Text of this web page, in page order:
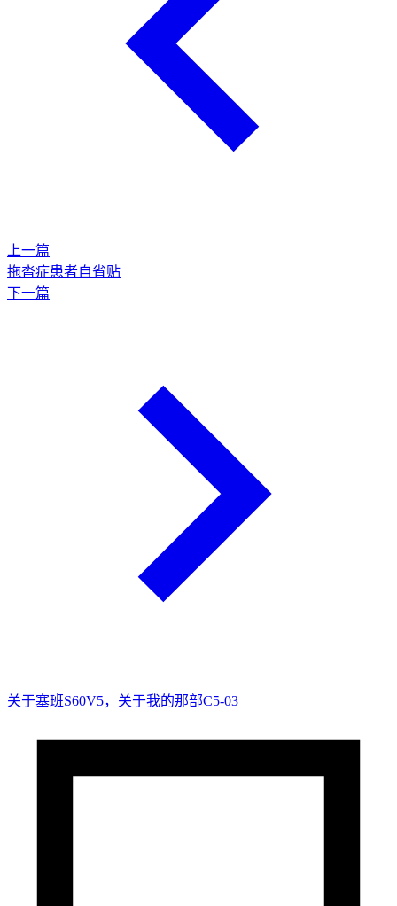
上一篇
拖沓症患者自省贴
下一篇
关于塞班S60V5，关于我的那部C5-03